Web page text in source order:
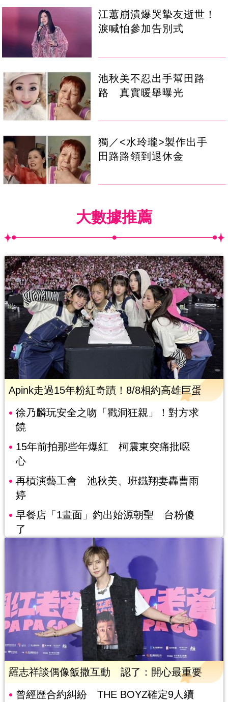
江蕙崩潰爆哭摯友逝世！
淚喊怕參加告別式
池秋美不忍出手幫田路
路 真實暖舉曝光
獨／<水玲瓏>製作出手
田路路領到退休金
大數據推薦
Apink走過15年粉紅奇蹟！8/8相約高雄巨蛋
徐乃麟玩安全之吻「戳洞狂親」！對方求
饒
15年前拍那些年爆紅 柯震東突痛批噁
心
再槓演藝工會 池秋美、班鐵翔妻轟曹雨
婷
早餐店「1畫面」釣出始源朝聖 台粉傻
了
羅志祥談偶像飯撒互動 認了：開心最重要
曾經歷合約糾紛 THE BOYZ確定9人續